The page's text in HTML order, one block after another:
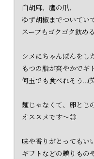
白胡麻、鷹の爪、
ゆず胡椒までついてい
スープもゴクゴク飲め
シメにちゃんぽんをし
もつの脂が爽やかでギ
何玉でも食べれそう…(
麺じゃなくて、卵とじ
オススメです〜◎
味や香りがとってもい
ギフトなどの贈りものや